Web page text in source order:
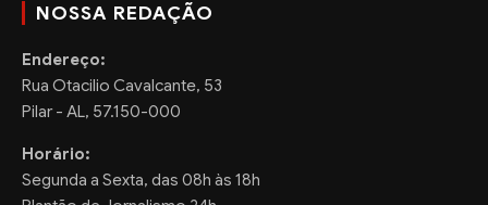
NOSSA REDAÇÃO
Endereço:
Rua Otacilio Cavalcante, 53
Pilar - AL, 57.150-000
Horário:
Segunda a Sexta, das 08h às 18h